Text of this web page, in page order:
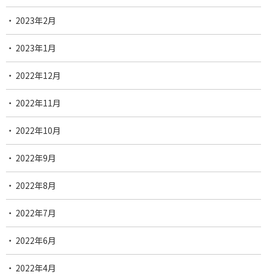
2023年2月
2023年1月
2022年12月
2022年11月
2022年10月
2022年9月
2022年8月
2022年7月
2022年6月
2022年4月